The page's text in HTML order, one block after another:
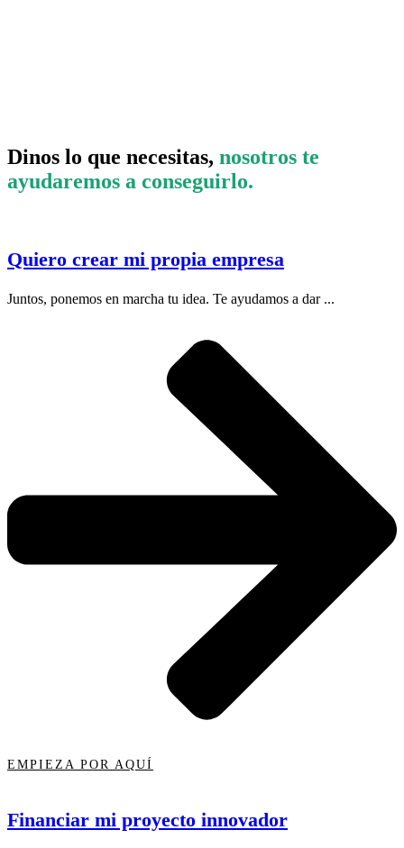
Dinos lo que necesitas, nosotros te
ayudaremos a conseguirlo.
Quiero crear mi propia empresa
Juntos, ponemos en marcha tu idea. Te ayudamos a dar ...
EMPIEZA POR AQUÍ
Financiar mi proyecto innovador